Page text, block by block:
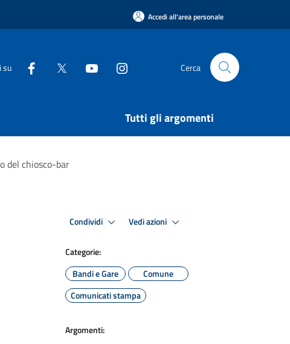
Accedi all'area personale
su Cerca
Tutti gli argomenti
del chiosco-bar
Condividi Vedi azioni
Categorie:
Bandi e Gare
Comune
Comunicati stampa
Argomenti: